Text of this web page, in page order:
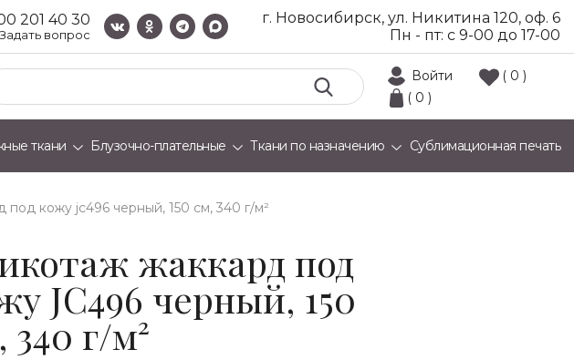
201 40 30
Задать вопрос
г. Новосибирск, ул. Никитина 120, оф. 6
Пн - пт: с 9-00 до 17-00
Войти
( 0 )
( 0 )
ткани Блузочно-плательные Ткани по назначению Сублимационная печать
под кожу jc496 черный, 150 см, 340 г/м²
жаккард под
JC496 черный, 150
340 г/м²